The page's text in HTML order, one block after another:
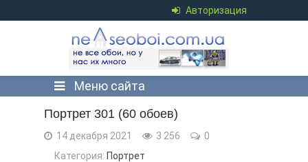
Авторизация
Меню сайта
Портрет 301 (60 обоев)
14 декабря 2021 3 256
0
Категория: Портрет